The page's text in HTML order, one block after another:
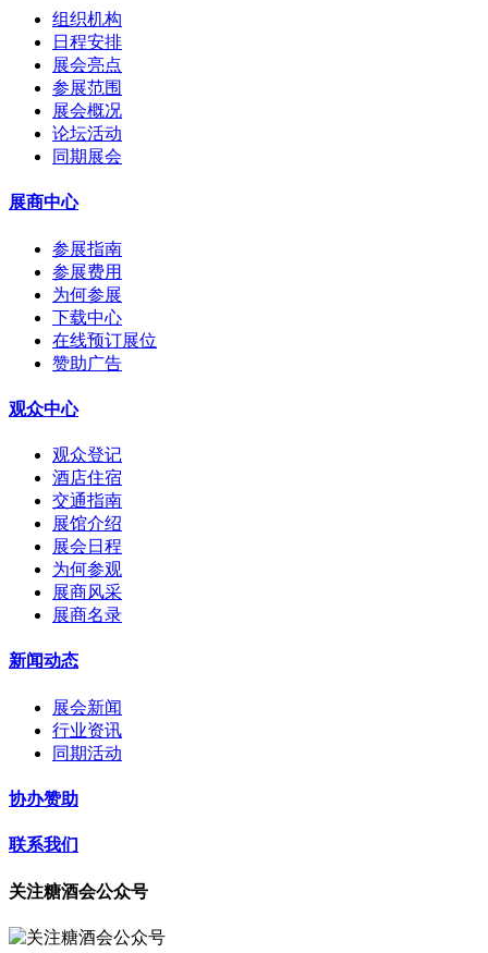
组织机构
日程安排
展会亮点
参展范围
展会概况
论坛活动
同期展会
展商中心
参展指南
参展费用
为何参展
下载中心
在线预订展位
赞助广告
观众中心
观众登记
酒店住宿
交通指南
展馆介绍
展会日程
为何参观
展商风采
展商名录
新闻动态
展会新闻
行业资讯
同期活动
协办赞助
联系我们
关注糖酒会公众号